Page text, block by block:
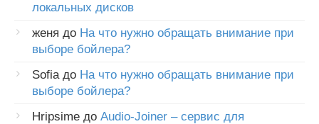
локальных дисков
женя до На что нужно обращать внимание при
выборе бойлера?
Sofiaдо На что нужно обращать внимание при
выборе бойлера?
Hripsime до Audio-Joiner – сервис для